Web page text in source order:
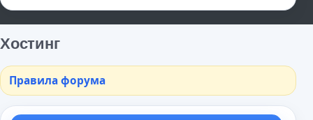
Хостинг
Правила форума